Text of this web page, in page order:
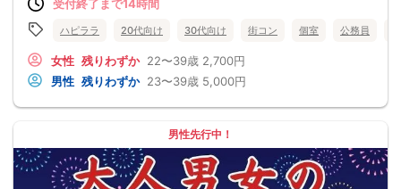
受付終了まで14時間
ハピララ 20代向け 30代向け 街コン 個室 公務員
女性 残りわずか 22〜39歳 2,700円
男性 残りわずか 23〜39歳 5,000円
男性先行中！